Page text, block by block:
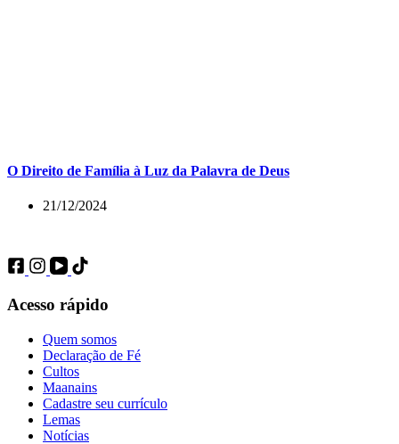
O Direito de Família à Luz da Palavra de Deus
21/12/2024
Acesso rápido
Quem somos
Declaração de Fé
Cultos
Maanains
Cadastre seu currículo
Lemas
Notícias